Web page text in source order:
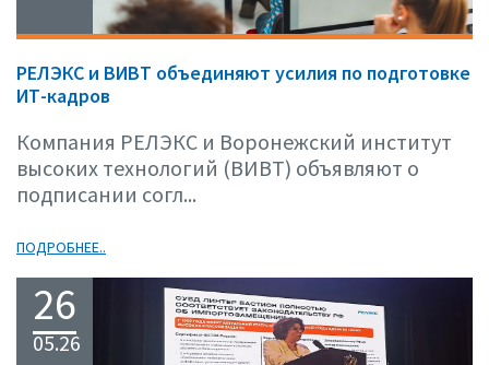
РЕЛЭКС и ВИВТ объединяют усилия по подготовке
ИТ-кадров
Компания РЕЛЭКС и Воронежский институт
высоких технологий (ВИВТ) объявляют о
подписании согл...
ПОДРОБНЕЕ..
26
05.26